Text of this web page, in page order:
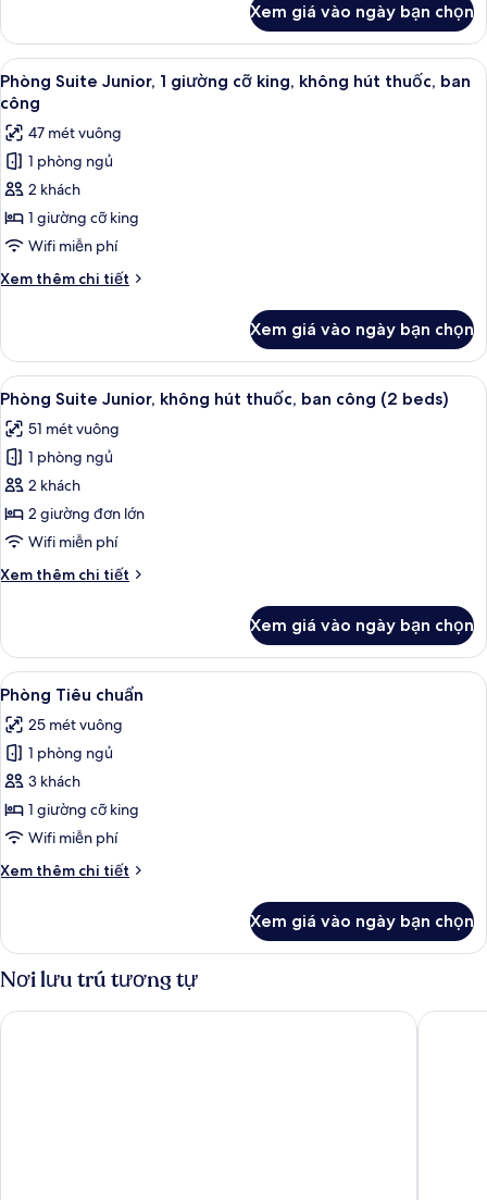
thuốc,
ban
công
(Accessible)
Phòng,
giường
cỡ
queen,
không
hút
thuốc,
ban
công
(Accessible)
Xem giá vào ngày bạn chọn
Xem
tất
cả
ảnh
Phòng
Suite
Junior,
1
giường
cỡ
không
hút
thuốc,
ban
công
Phòng Suite Junior, 1 giường cỡ
7
Phòng Suite Junior, 1 giường cỡ king, không hút thuốc, ban
công
47 mét vuông
1 phòng ngủ
2 khách
1 giường cỡ king
Wifi miễn phí
Xem thêm chi tiết
Chi
Phòng
Suite
Junior,
giường
cỡ
king,
không
hút
thuốc,
ban
công
Xem giá vào ngày bạn chọn
Xem
tất
cả
ảnh
Phòng
Suite
Junior,
hút
công
(2
beds)
Phòng Suite Junior, không hút
7
Phòng Suite Junior, không hút thuốc, ban công (2 beds)
51 mét vuông
1 phòng ngủ
2 khách
2 giường đơn lớn
Wifi miễn phí
Xem thêm chi tiết
Chi
Phòng
Suite
Junior,
không
hút
thuốc,
ban
công
(2
beds)
Xem giá vào ngày bạn chọn
Xem
tất
cả
ảnh
Phòng
Tiêu
chuẩn
Phòng Tiêu chuẩn | Két bảo mật tại
6
Phòng Tiêu chuẩn
25 mét vuông
1 phòng ngủ
3 khách
1 giường cỡ king
Wifi miễn phí
Xem thêm chi tiết
Chi
Phòng
Tiêu
chuẩn
Xem giá vào ngày bạn chọn
Nơi lưu trú tương tự
Hotel Gracery Shinjuku